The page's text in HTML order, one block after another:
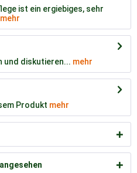
ist ein ergiebiges, sehr
mehr
und diskutieren... mehr
Produkt mehr